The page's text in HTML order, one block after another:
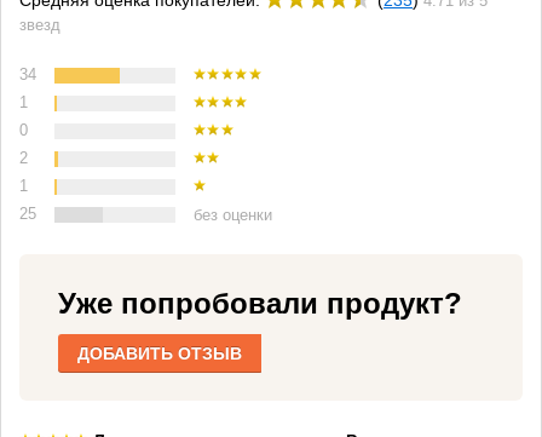
звезд
34
1
0
2
1
25
без оценки
Уже попробовали продукт?
ДОБАВИТЬ ОТЗЫВ